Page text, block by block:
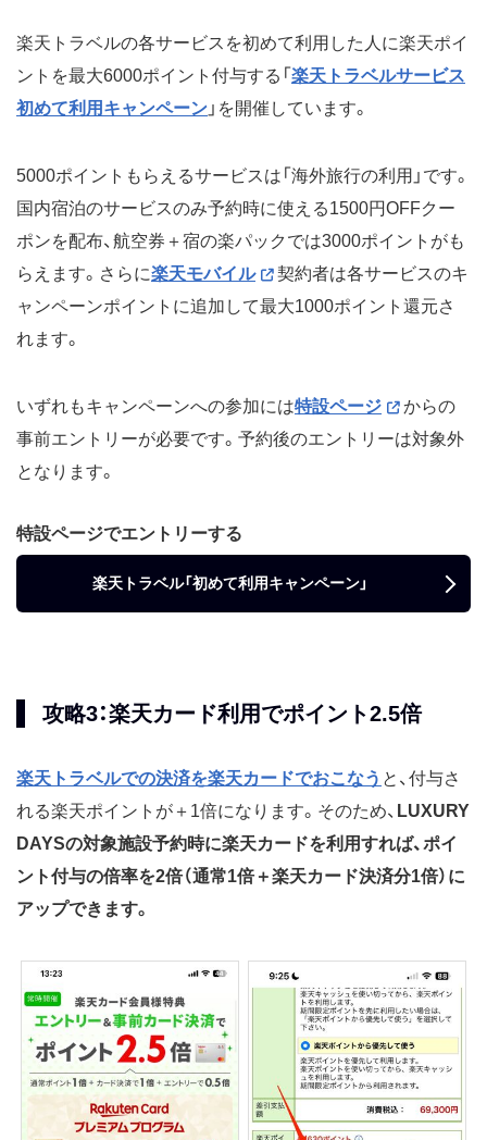
楽天トラベルの各サービスを初めて利用した人に楽天ポイ
ントを最大6000ポイント付与する「 楽天トラベルサービス
初めて利用キャンペーン 」を開催しています。
5000ポイントもらえるサービスは「海外旅行の利用」です。
国内宿泊のサービスのみ予約時に使える1500円OFFクー
ポンを配布、航空券＋宿の楽パックでは3000ポイントがも
らえます。さらに楽天モバイル
契約者は各サービスのキ
ャンペーンポイントに追加して最大1000ポイント還元さ
れます。
いずれもキャンペーンへの参加には特設ページ
からの
事前エントリーが必要です。予約後のエントリーは対象外
となります。
特設ページでエントリーする
楽天トラベル「初めて利用キャンペーン」
攻略3：楽天カード利用でポイント2.5倍
楽天トラベルでの決済を楽天カードでおこなう と、付与さ
れる楽天ポイントが＋1倍になります。そのため、 LUXURY
DAYSの対象施設予約時に楽天カードを利用すれば、ポイ
ント付与の倍率を2倍（通常1倍＋楽天カード決済分1倍）に
アップできます。